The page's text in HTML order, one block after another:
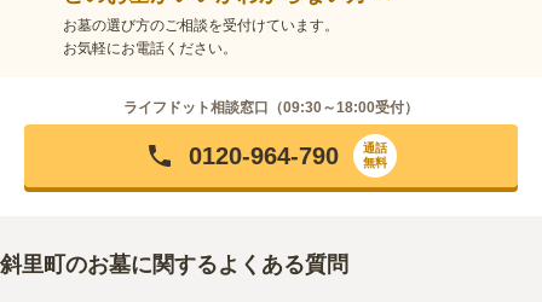
お墓の選び方のご相談を受付けています。
お気軽にお電話ください。
ライフドット相談窓口（09:30～18:00受付）
0120-964-790
通話
無料
斜里町のお墓に関するよくある質問